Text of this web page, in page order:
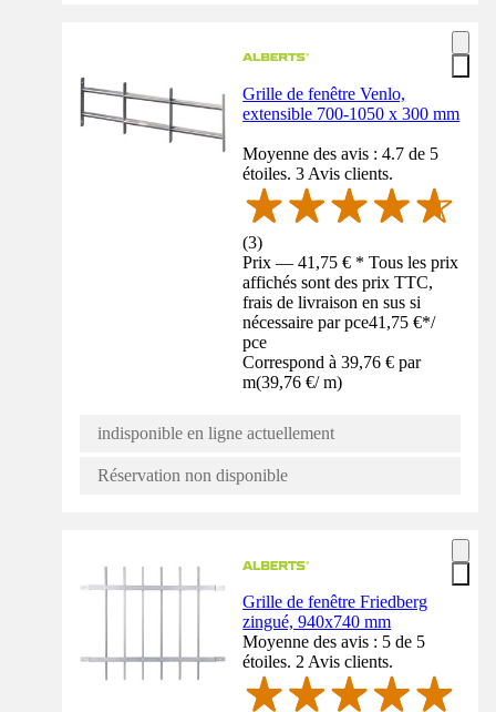
Grille de fenêtre Venlo,
extensible 700-1050 x 300 mm
Moyenne des avis : 4.7 de 5
étoiles. 3 Avis clients.
(3)
Prix — 41,75 € * Tous les prix
affichés sont des prix TTC,
frais de livraison en sus si
nécessaire par pce41,75 €*/
pce
Correspond à 39,76 € par
m(39,76 €/ m)
indisponible en ligne actuellement
Réservation non disponible
Grille de fenêtre Friedberg
zingué, 940x740 mm
Moyenne des avis : 5 de 5
étoiles. 2 Avis clients.